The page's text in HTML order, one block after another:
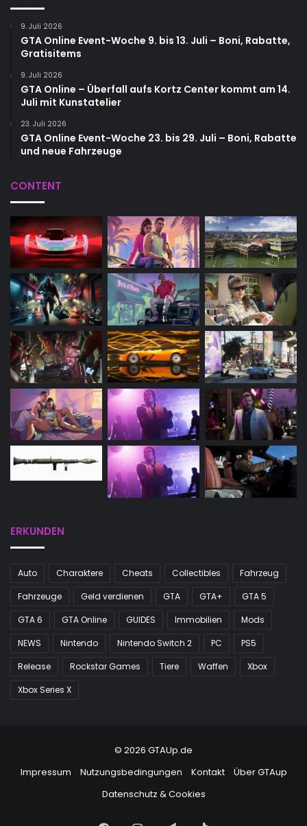
9. Juli 2026
GTA Online Event-Woche 9. bis 13. Juli – Boni, Rabatte,
Gratisitems
9. Juli 2026
GTA Online – Überfall aufs Kortz Center kommt am 14.
Juli mit Kunstatelier
23. Juli 2026
GTA Online Event-Woche 23. bis 29. Juli – Boni, Rabatte
und neue Fahrzeuge
CONTENT
ERKUNDEN
Auto Charaktere Cheats Collectibles
Fahrzeug
Fahrzeuge
Geld verdienen GTA GTA+
GTA 5
GTA 6
GTA Online GUIDES Immobilien
Mods
NEWS
Nintendo Nintendo Switch 2 PC
PS5
Release
Rockstar Games Tiere Waffen
Xbox
Xbox Series X
© 2026 GTAUp.de
Impressum
Nutzungsbedingungen Kontakt
Über GTAup
Datenschutz & Cookies